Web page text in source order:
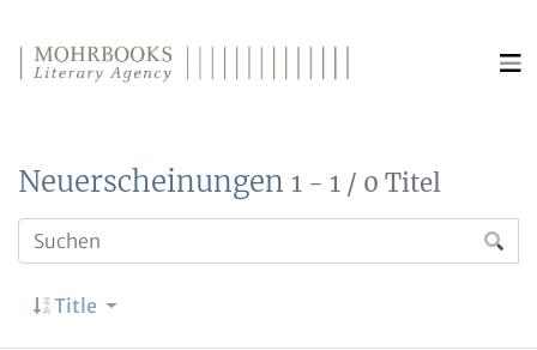
Neuerscheinungen 1 - 1 / 0 Titel
Title